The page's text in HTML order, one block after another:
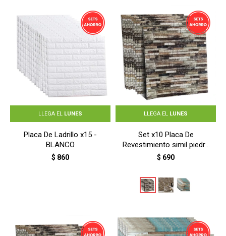
LLEGA EL LUNES
Placa De Ladrillo x15 -
BLANCO
$ 860
LLEGA EL LUNES
Set x10 Placa De
Revestimiento simil piedra
- PIEDRA ARENISCA BEIGE
$ 690